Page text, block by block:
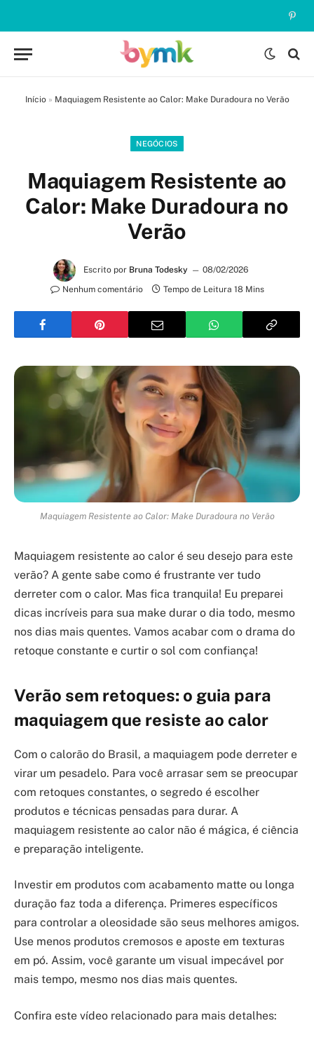
Início» Maquiagem Resistente ao Calor: Make Duradoura no Verão
NEGÓCIOS
Maquiagem Resistente ao
Calor: Make Duradoura no
Verão
Escrito por Bruna Todesky
08/02/2026
Nenhum comentário
Tempo de Leitura 18 Mins
Maquiagem Resistente ao Calor: Make Duradoura no Verão
Maquiagem resistente ao calor é seu desejo para este
verão? A gente sabe como é frustrante ver tudo
derreter com o calor. Mas fica tranquila! Eu preparei
dicas incríveis para sua make durar o dia todo, mesmo
nos dias mais quentes. Vamos acabar com o drama do
retoque constante e curtir o sol com confiança!
Verão sem retoques: o guia para
maquiagem que resiste ao calor
Com o calorão do Brasil, a maquiagem pode derreter e
virar um pesadelo. Para você arrasar sem se preocupar
com retoques constantes, o segredo é escolher
produtos e técnicas pensadas para durar. A
maquiagem resistente ao calor não é mágica, é ciência
e preparação inteligente.
Investir em produtos com acabamento matte ou longa
duração faz toda a diferença. Primeres específicos
para controlar a oleosidade são seus melhores amigos.
Use menos produtos cremosos e aposte em texturas
em pó. Assim, você garante um visual impecável por
mais tempo, mesmo nos dias mais quentes.
Confira este vídeo relacionado para mais detalhes: